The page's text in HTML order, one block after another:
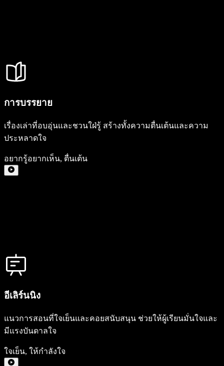
การบรรยาย
เรื่องเล่าที่อบอุ่นและชวนใฝ่รู้ สร้างทั้งความตื่นเต้นและความ
ประหลาดใจ
อยากรู้อยากเห็น, ตื่นเต้น
อีเลิร์นนิง
แนวการสอนที่ใจเย็นและคอยสนับสนุน ช่วยให้ผู้เรียนมั่นใจและ
มีแรงบันดาลใจ
ใจเย็น, ให้กำลังใจ